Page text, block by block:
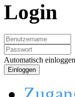
Login
Automatisch einloggen
Einloggen